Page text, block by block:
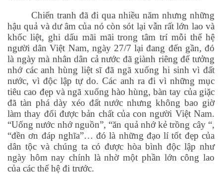
Chiến tranh đã đi qua nhiều năm nhưng những
hậu quả và dư âm của nó còn sót lại vẫn rất lớn lao và
khốc liệt, ghi dấu mãi mãi trong tâm trí mỗi thế hệ
người dân Việt Nam, ngày 27/7 lại đang đến gần, đó
là ngày mà nhân dân cả nước đã giành riêng để tưởng
nhớ các anh hùng liệt sĩ đã ngã xuống hi sinh vì đất
nước, vì độc lập tự do. Các anh ra đi vì những mục
tiêu cao đẹp và ngã xuống hào hùng, bàn tay của giặc
đã tàn phá dày xéo đất nước nhưng không bao giờ
làm thay đổi được bản chất của con người Việt Nam.
“Uống nước nhớ nguồn”, “ăn quả nhớ kẻ trồng cây “,
“đền ơn đáp nghĩa”… đó là những đạo lí tốt đẹp của
dân tộc và chúng ta có được hòa bình độc lập như
ngày hôm nay chính là nhờ một phần lớn công lao
của các thế hệ đi trước.